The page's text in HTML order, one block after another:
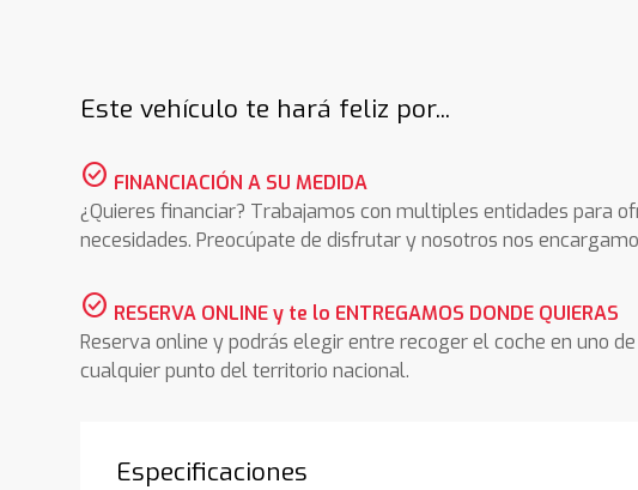
Este vehículo te hará feliz por...
check_circle FINANCIACIÓN A SU MEDIDA
¿Quieres financiar? Trabajamos con multiples entidades para
necesidades. Preocúpate de disfrutar y nosotros nos
check_circle RESERVA ONLINE y te lo ENTREGAMOS DONDE QUIERAS
Reserva online y podrás elegir entre recoger el coche en uno
cualquier punto del territorio nacional.
Especificaciones